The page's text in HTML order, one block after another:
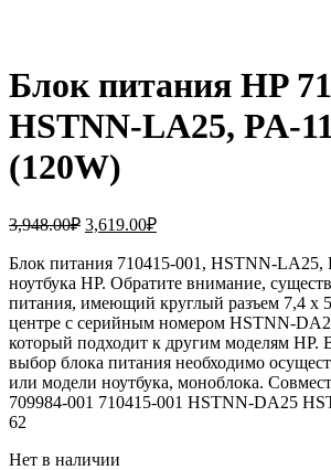
Блок питания HP
HSTNN-LA25, PA-
(120W)
3,948.00₽ Первоначальная
составляла
3,948.00₽.
3,619.00₽Текущая
3,619.00₽.
Блок питания 710415-001, HSTNN-LA25,
ноутбука HP. Обратите внимание,
питания, имеющий круглый разъем 7,4 x
центре с серийным номером HSTNN-
который подходит к другим моделям HP.
выбор блока питания необходимо
или модели ноутбука, моноблока.
709984-001 710415-001 HSTNN-DA25
62
Нет в наличии